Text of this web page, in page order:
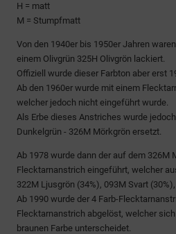
H = matt
M = Stumpfmatt
Von den 1940er bis 1950er Jahren
einem Olivgrün 325H Olivgrön lackiert.
Offiziell wurde dieser Farbton aber erst
Ab den 1960er wurde mit einem
welcher jedoch nicht eingeführt wurde.
Als Erbe dieses Anstriches wurde
Dunkelgrün - 326M Mörkgrön ersetzt.
Ab 1978 wurde dann der auf dem 326M
Flecktarnanstrich eingeführt, welcher
322M Ljusgrön (34%), 093M Svart
Ab 1990 wurde der 4 Farb-
Flecktarnanstrich abgelöst, welcher
braunen Farbe unterscheidet.